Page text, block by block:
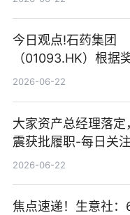
今日观点!石药集团
（01093.HK）根据
回580万股
2026-06-22
大家资产总经理落定
震获批履职-每日关注
2026-06-22
焦点速递！生意社